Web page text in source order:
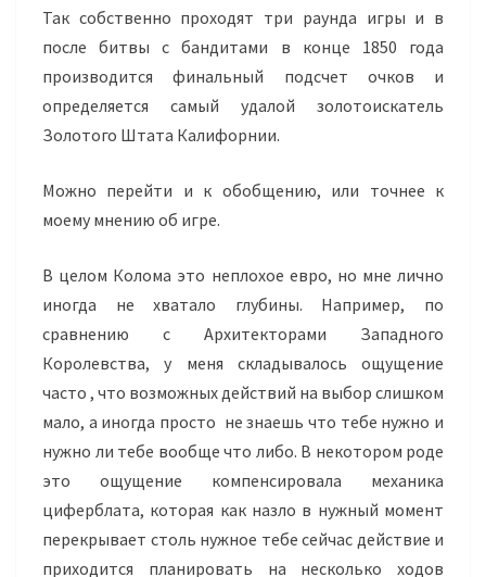
Так собственно проходят три раунда игры и в
после битвы с бандитами в конце 1850 года
производится финальный подсчет очков и
определяется самый удалой золотоискатель
Золотого Штата Калифорнии.
Можно перейти и к обобщению, или точнее к
моему мнению об игре.
В целом Колома это неплохое евро, но мне лично
иногда не хватало глубины. Например, по
сравнению с Архитекторами Западного
Королевства, у меня складывалось ощущение
часто , что возможных действий на выбор слишком
мало, а иногда просто не знаешь что тебе нужно и
нужно ли тебе вообще что либо. В некотором роде
это ощущение компенсировала механика
циферблата, которая как назло в нужный момент
перекрывает столь нужное тебе сейчас действие и
приходится планировать на несколько ходов